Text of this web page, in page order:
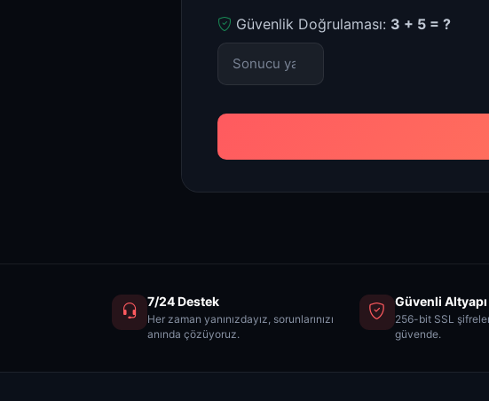
Güvenlik Doğrulaması: 3 + 5 = ?
7/24 Destek
Her zaman yanınızdayız, sorunlarınızı
anında çözüyoruz.
Güvenli Altyapı
256-bit SSL
güvende.